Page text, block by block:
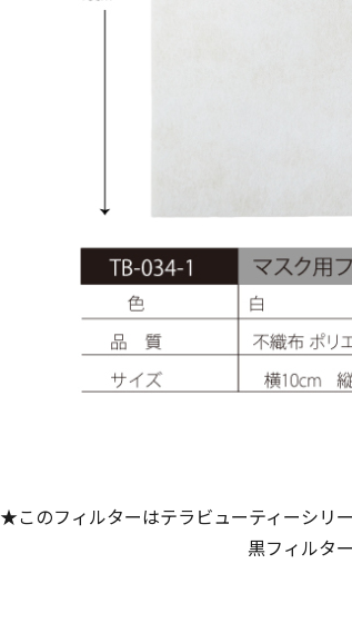
★このフィルターはテラビューティーシリ
黒フィルタ